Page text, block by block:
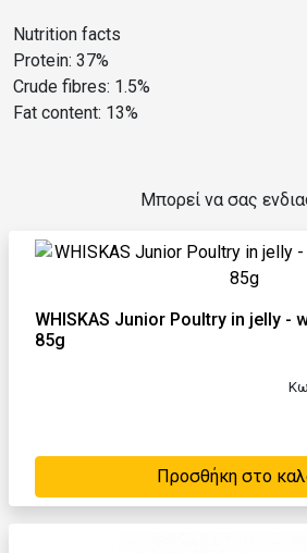
Nutrition facts
Protein: 37%
Crude fibres: 1.5%
Fat content: 13%
Μπορεί να σας
WHISKAS Junior Poultry in jelly -
85g
Προσθήκη στο